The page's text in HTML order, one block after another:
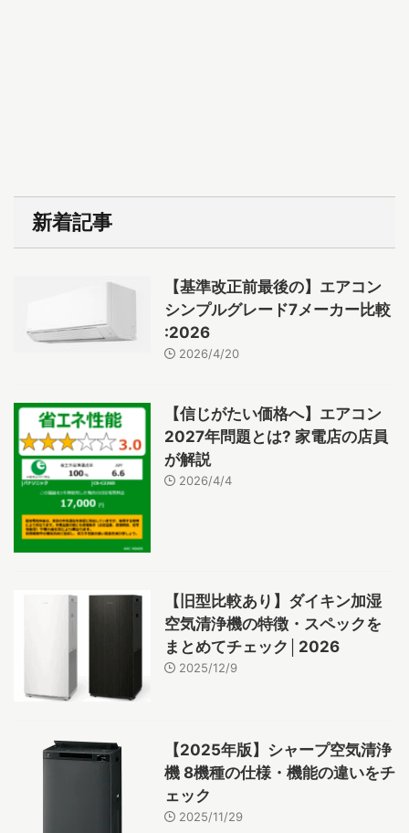
新着記事
【基準改正前最後の】エアコン
シンプルグレード7メーカー比較
:2026
2026/4/20
【信じがたい価格へ】エアコン
2027年問題とは? 家電店の店員
が解説
2026/4/4
【旧型比較あり】ダイキン加湿
空気清浄機の特徴・スペックを
まとめてチェック│2026
2025/12/9
【2025年版】シャープ空気清浄
機 8機種の仕様・機能の違いをチ
ェック
2025/11/29